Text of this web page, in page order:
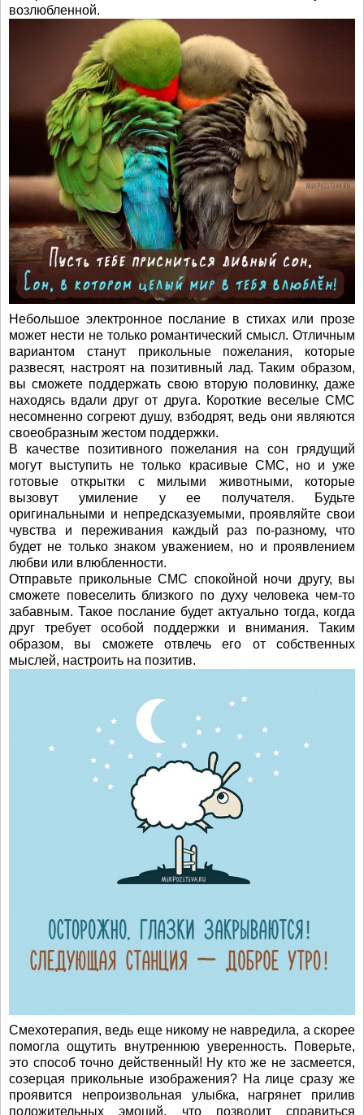
возлюбленной.
Небольшое электронное послание в стихах или прозе
может нести не только романтический смысл. Отличным
вариантом станут прикольные пожелания, которые
развесят, настроят на позитивный лад. Таким образом,
вы сможете поддержать свою вторую половинку, даже
находясь вдали друг от друга. Короткие веселые СМС
несомненно согреют душу, взбодрят, ведь они являются
своеобразным жестом поддержки.
В качестве позитивного пожелания на сон грядущий
могут выступить не только красивые СМС, но и уже
готовые открытки с милыми животными, которые
вызовут умиление у ее получателя. Будьте
оригинальными и непредсказуемыми, проявляйте свои
чувства и переживания каждый раз по-разному, что
будет не только знаком уважением, но и проявлением
любви или влюбленности.
Отправьте прикольные СМС спокойной ночи другу, вы
сможете повеселить близкого по духу человека чем-то
забавным. Такое послание будет актуально тогда, когда
друг требует особой поддержки и внимания. Таким
образом, вы сможете отвлечь его от собственных
мыслей, настроить на позитив.
Смехотерапия, ведь еще никому не навредила, а скорее
помогла ощутить внутреннюю уверенность. Поверьте,
это способ точно действенный! Ну кто же не засмеется,
созерцая прикольные изображения? На лице сразу же
проявится непроизвольная улыбка, нагрянет прилив
положительных эмоций, что позволит справиться